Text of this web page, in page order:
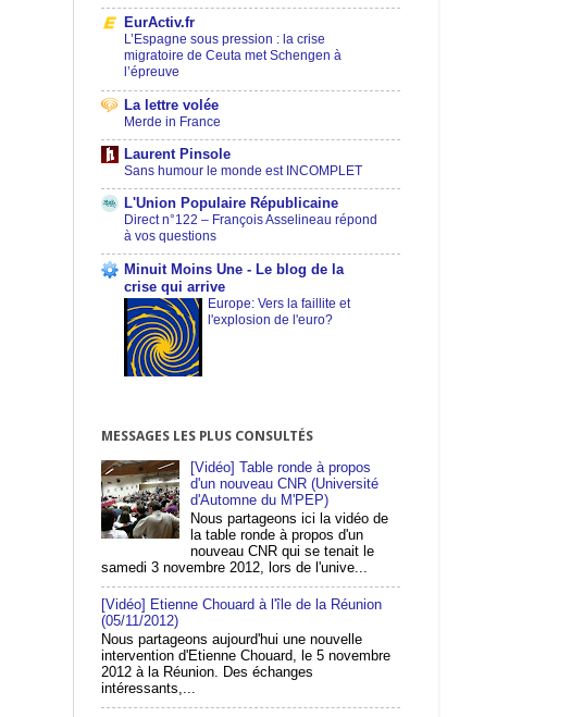
EurActiv.fr
L’Espagne sous pression : la crise
migratoire de Ceuta met Schengen à
l’épreuve
La lettre volée
Merde in France
Laurent Pinsole
Sans humour le monde est INCOMPLET
L'Union Populaire Républicaine
Direct n°122 – François Asselineau répond
à vos questions
Minuit Moins Une - Le blog de la
crise qui arrive
Europe: Vers la faillite et
l'explosion de l'euro?
MESSAGES LES PLUS CONSULTÉS
[Vidéo] Table ronde à propos
d'un nouveau CNR (Université
d'Automne du M'PEP)
Nous partageons ici la vidéo de
la table ronde à propos d'un
nouveau CNR qui se tenait le
samedi 3 novembre 2012, lors de l'unive...
[Vidéo] Etienne Chouard à l'île de la Réunion
(05/11/2012)
Nous partageons aujourd'hui une nouvelle
intervention d'Etienne Chouard, le 5 novembre
2012 à la Réunion. Des échanges
intéressants,...